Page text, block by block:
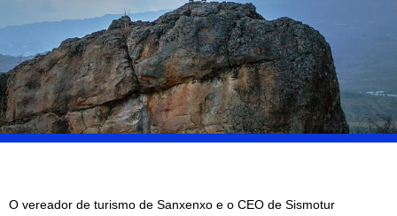
O vereador de turismo de Sanxenxo e o CEO de Sismotur